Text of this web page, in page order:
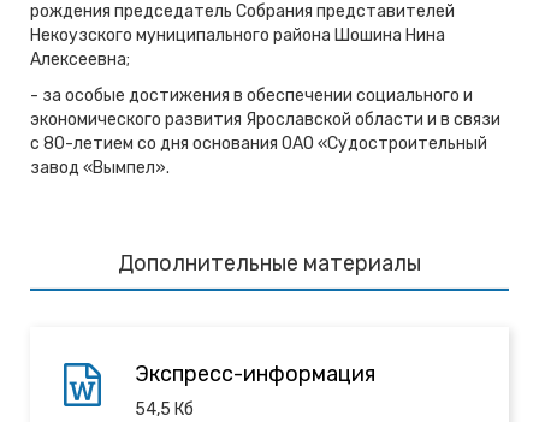
рождения председатель Собрания представителей
Некоузского муниципального района Шошина Нина
Алексеевна;
- за особые достижения в обеспечении социального и
экономического развития Ярославской области и в связи
с 80-летием со дня основания ОАО «Судостроительный
завод «Вымпел».
Дополнительные материалы
Экспресс-информация
54,5 Кб